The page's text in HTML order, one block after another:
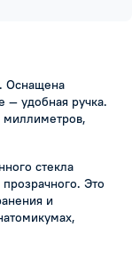
Оснащена
удобная ручка.
миллиметров,
стекла
Это
и